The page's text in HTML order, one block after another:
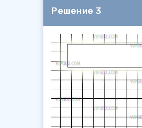
Решение 3